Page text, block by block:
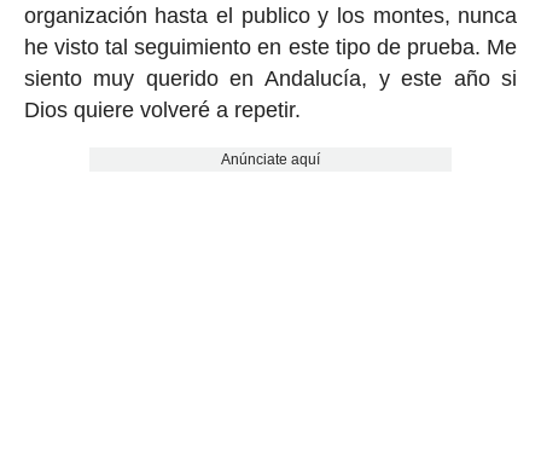
organización hasta el publico y los montes, nunca
he visto tal seguimiento en este tipo de prueba. Me
siento muy querido en Andalucía, y este año si
Dios quiere volveré a repetir.
Anúnciate aquí